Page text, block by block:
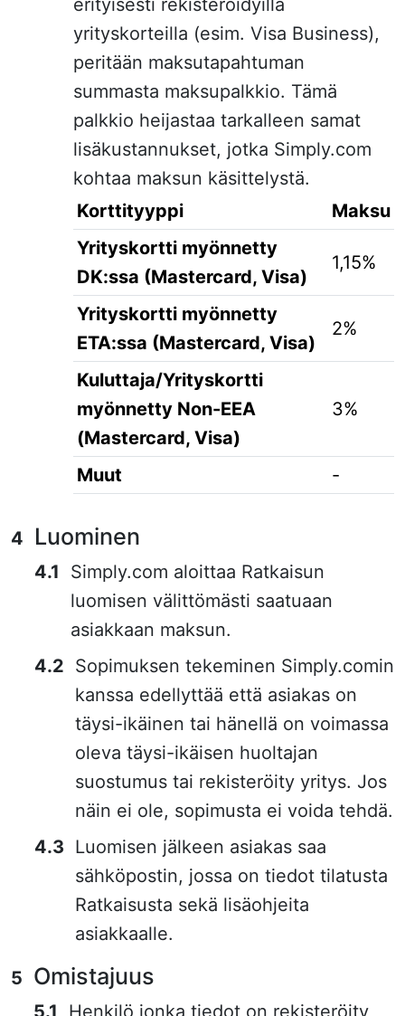
erityisesti rekisteröidyillä
yrityskorteilla (esim. Visa Business),
peritään maksutapahtuman
summasta maksupalkkio. Tämä
palkkio heijastaa tarkalleen samat
lisäkustannukset, jotka Simply.com
kohtaa maksun käsittelystä.
Korttityyppi
Maksu
Yrityskortti myönnetty
DK:ssa (Mastercard, Visa)
1,15%
Yrityskortti myönnetty
ETA:ssa (Mastercard, Visa)
2%
Kuluttaja/Yrityskortti
myönnetty Non-EEA
(Mastercard, Visa)
3%
Muut -
Luominen
Simply.com aloittaa Ratkaisun
luomisen välittömästi saatuaan
asiakkaan maksun.
Sopimuksen tekeminen Simply.comin
kanssa edellyttää että asiakas on
täysi-ikäinen tai hänellä on voimassa
oleva täysi-ikäisen huoltajan
suostumus tai rekisteröity yritys. Jos
näin ei ole, sopimusta ei voida tehdä.
Luomisen jälkeen asiakas saa
sähköpostin, jossa on tiedot tilatusta
Ratkaisusta sekä lisäohjeita
asiakkaalle.
Omistajuus
Henkilö jonka tiedot on rekisteröity